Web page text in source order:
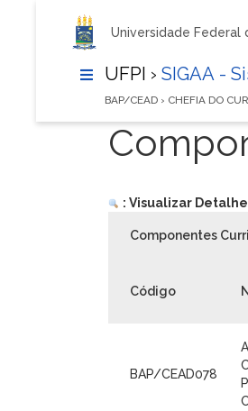
Universidade Federal
UFPI › SIGAA -
BAP/CEAD › CHEFIA DO
: Visualizar
Componentes
Código
BAP/CEAD078